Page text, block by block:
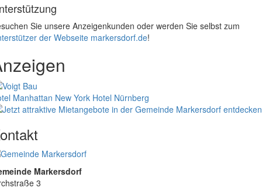
Sie unsere Anzeigenkunden oder werden Sie selbst zum
der Webseite markersdorf.de!
Manhattan New York Hotel Nürnberg
Markersdorf
3